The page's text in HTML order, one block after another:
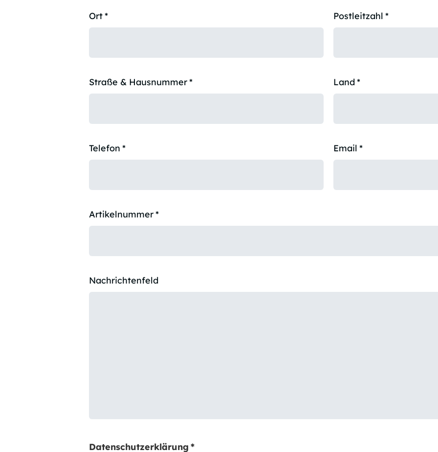
Ort* Postleitzahl *
Straße & Hausnummer* Land*
Telefon * Email *
Artikelnummer*
Nachrichtenfeld
Datenschutzerklärung *